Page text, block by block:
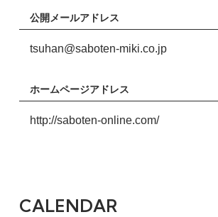
公開メールアドレス
tsuhan@saboten-miki.co.jp
ホームページアドレス
http://saboten-online.com/
CALENDAR